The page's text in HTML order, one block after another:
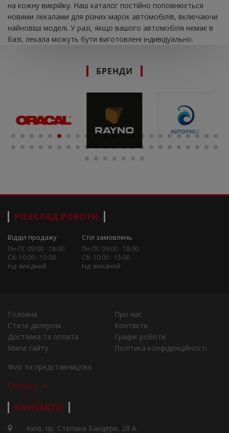
на кожну викрійку. Наш каталог постійно поповнюється
новими лекалами для різних марок автомобілів, включаючи
найновіші моделі. У разі, якщо вашого автомобіля немає в
базі, лекала можуть бути виготовлені індивідуально.
БРЕНДИ
РОЗКЛАД РОБОТИ
Відділ продажу
Пн-Пт: 09:00 - 18:00
Сб: 10:00 - 15:00
Нд: вихідний
Стіл замовлень
Пн-Пт: 09:00 - 18:00
Сб: 10:00 - 15:00
Нд: вихідний
Головна
Про нас
Стати дилером
Контакти
Доставка та оплата
Графік роботи
Мапа сайту
Політика конфіденційності
Філії та представництва
Города
КОНТАКТИ
Київ, пр. Степана Бандери, 28 А